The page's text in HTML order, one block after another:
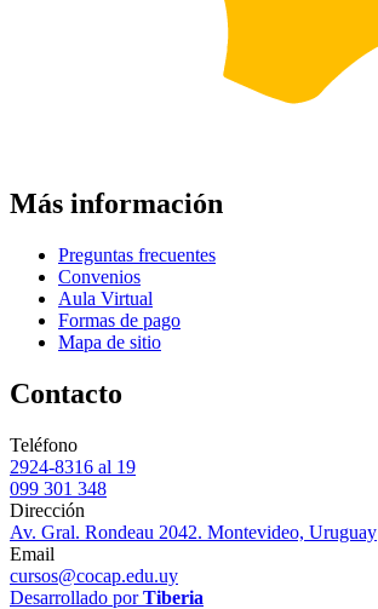
Más información
Preguntas frecuentes
Convenios
Aula Virtual
Formas de pago
Mapa de sitio
Contacto
Teléfono
2924-8316 al 19
099 301 348
Dirección
Av. Gral. Rondeau 2042. Montevideo, Uruguay
Email
cursos@cocap.edu.uy
Desarrollado porTiberia